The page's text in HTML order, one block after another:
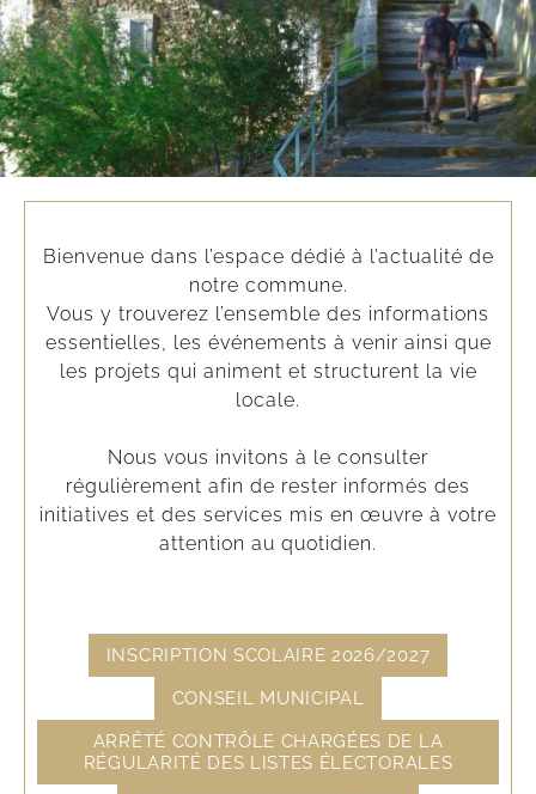
Bienvenue dans l’espace dédié à l’actualité de
notre commune.
Vous y trouverez l’ensemble des informations
essentielles, les événements à venir ainsi que
les projets qui animent et structurent la vie
locale.
Nous vous invitons à le consulter
régulièrement afin de rester informés des
initiatives et des services mis en œuvre à votre
attention au quotidien.
INSCRIPTION SCOLAIRE 2026/2027
CONSEIL MUNICIPAL
ARRÊTÉ CONTRÔLE CHARGÉES DE LA
RÉGULARITÉ DES LISTES ÉLECTORALES